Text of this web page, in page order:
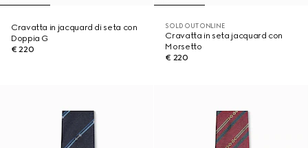
Cravatta in jacquard di seta con
Doppia G
€ 220
SOLD OUT ONLINE
Cravatta in seta jacquard con
Morsetto
€ 220